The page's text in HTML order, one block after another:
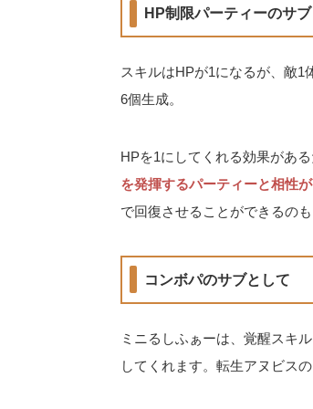
HP制限パーティーのサ
スキルはHPが1になるが、敵1
6個生成。
HPを1にしてくれる効果がある
を発揮するパーティーと相性
で回復させることができるのも
コンボパのサブとして
ミニるしふぁーは、覚醒スキ
してくれます。転生アヌビス